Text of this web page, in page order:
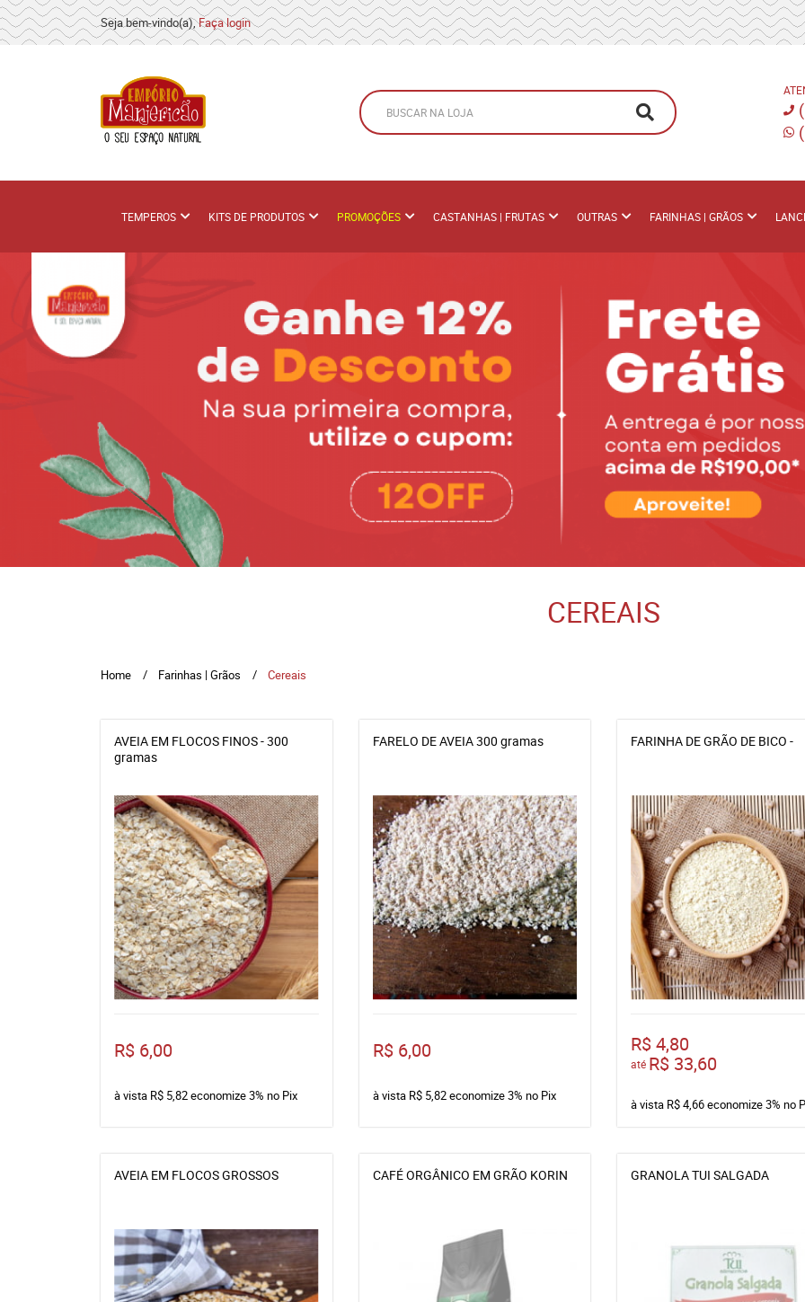
Seja bem-vindo(a),Faça login
TEMPEROS KITS DE PRODUTOS PROMOÇÕES CASTANHAS | FRUTAS OUTRAS FARINHAS | GRÃOS
CEREAIS
Home Farinhas | Grãos Cereais
AVEIA EM FLOCOS FINOS - 300
gramas
R$ 6,00
à vista R$ 5,82economize3% no Pix
FARELO DE AVEIA 300 gramas
R$ 6,00
à vista R$ 5,82economize3% no Pix
FARINHA DE GRÃO DE BICO -
R$ 4,80
até R$ 33,60
à vista R$ 4,66economize3% no
AVEIA EM FLOCOS GROSSOS CAFÉ ORGÂNICO EM GRÃO KORIN GRANOLA TUI SALGADA